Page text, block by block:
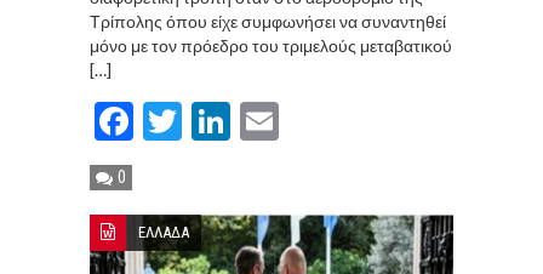
Τρίπολης όπου είχε συμφωνήσει να συναντηθεί
μόνο με τον πρόεδρο του τριμελούς μεταβατικού
[…]
Facebook
TwitterLinkedIn
0
ΕΛΛΑΔΑ